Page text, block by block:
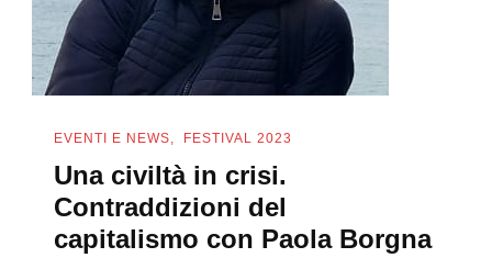
EVENTI E NEWS FESTIVAL 2023
Una civiltà in crisi.
Contraddizioni del
capitalismo con Paola Borgna